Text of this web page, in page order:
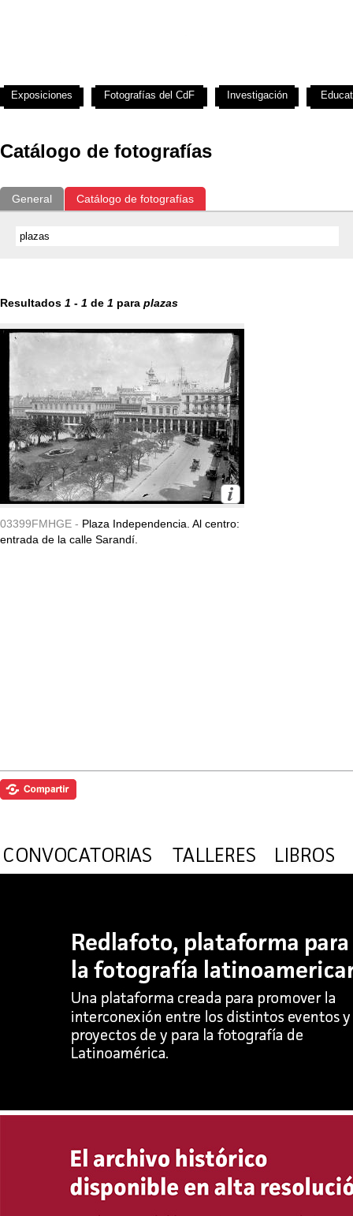
Catálogo de fotografías
General Catálogo de fotografías
Resultados 1 - 1 de 1 para plazas
03399FMHGE - Plaza Independencia. Al centro:
entrada de la calle Sarandí.
Exposiciones Fotografías del CdF Investigación